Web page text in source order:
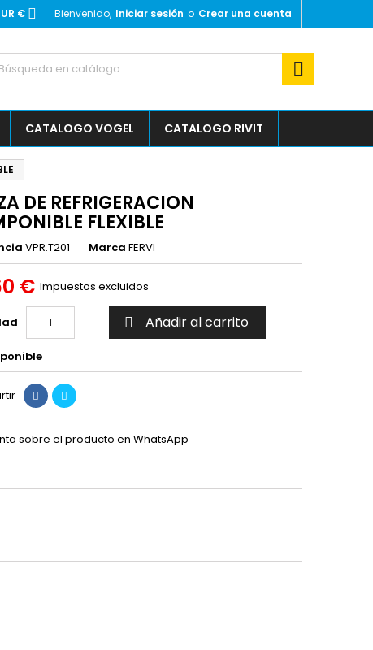
Bienvenido, Iniciar sesión o Crear una cuenta
€ 

CATALOGO VOGEL CATALOGO RIVIT
DE REFRIGERACION
FLEXIBLE
VPR.T201 Marca FERVI
€ Impuestos excluidos
 Añadir al carrito
sobre el producto en WhatsApp